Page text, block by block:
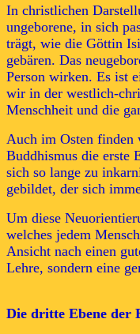
In christlichen
ungeborene, in sich
trägt, wie die Göttin
gebären. Das
Person wirken. Es ist
wir in der westlich-
Menschheit und die
Auch im Osten finden
Buddhismus die erste
sich so lange zu
gebildet, der sich
Um diese
welches jedem
Ansicht nach einen
Lehre, sondern eine
Die dritte Ebene der